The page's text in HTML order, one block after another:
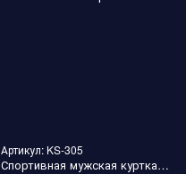
Артикул: KS-305
Спортивная мужская куртка Jacket "Town" (grey) Brachial